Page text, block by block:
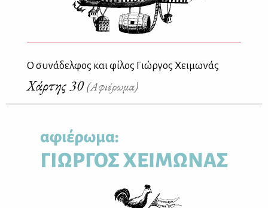
O συνάδελφος και φίλος Γιώργος Χειμωνάς
Χάρτης 30(Αφιέρωμα)